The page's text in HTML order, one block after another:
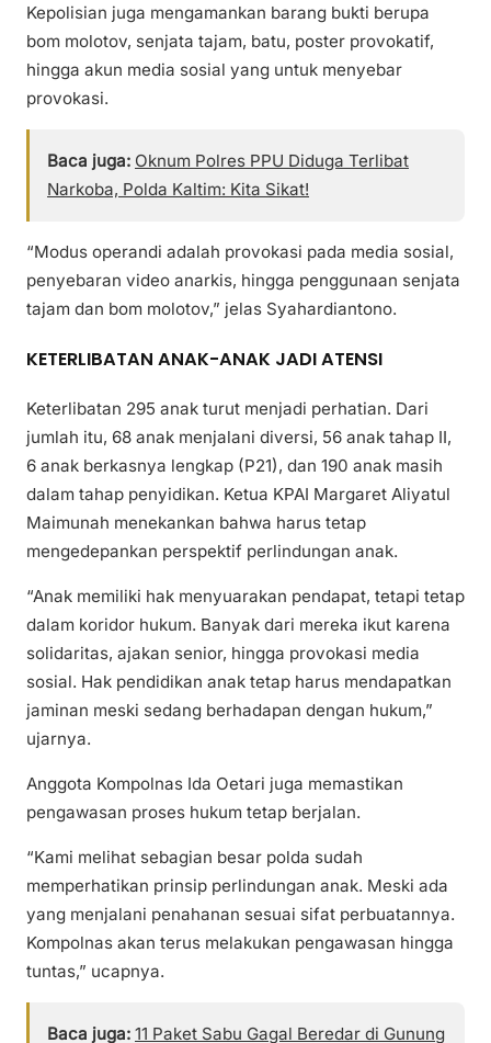
Kepolisian juga mengamankan barang bukti berupa
bom molotov, senjata tajam, batu, poster provokatif,
hingga akun media sosial yang untuk menyebar
provokasi.
Baca juga: Oknum Polres PPU Diduga Terlibat
Narkoba, Polda Kaltim: Kita Sikat!
“Modus operandi adalah provokasi pada media sosial,
penyebaran video anarkis, hingga penggunaan senjata
tajam dan bom molotov,” jelas Syahardiantono.
KETERLIBATAN ANAK-ANAK JADI ATENSI
Keterlibatan 295 anak turut menjadi perhatian. Dari
jumlah itu, 68 anak menjalani diversi, 56 anak tahap II,
6 anak berkasnya lengkap (P21), dan 190 anak masih
dalam tahap penyidikan. Ketua KPAI Margaret Aliyatul
Maimunah menekankan bahwa harus tetap
mengedepankan perspektif perlindungan anak.
“Anak memiliki hak menyuarakan pendapat, tetapi tetap
dalam koridor hukum. Banyak dari mereka ikut karena
solidaritas, ajakan senior, hingga provokasi media
sosial. Hak pendidikan anak tetap harus mendapatkan
jaminan meski sedang berhadapan dengan hukum,”
ujarnya.
Anggota Kompolnas Ida Oetari juga memastikan
pengawasan proses hukum tetap berjalan.
“Kami melihat sebagian besar polda sudah
memperhatikan prinsip perlindungan anak. Meski ada
yang menjalani penahanan sesuai sifat perbuatannya.
Kompolnas akan terus melakukan pengawasan hingga
tuntas,” ucapnya.
Baca juga: 11 Paket Sabu Gagal Beredar di Gunung